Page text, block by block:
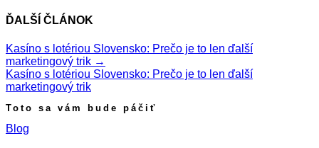
ĎALŠÍ ČLÁNOK
Kasíno s lotériou Slovensko: Prečo je to len ďalší
marketingový trik →
Kasíno s lotériou Slovensko: Prečo je to len ďalší
marketingový trik
Toto sa vám bude páčiť
Blog